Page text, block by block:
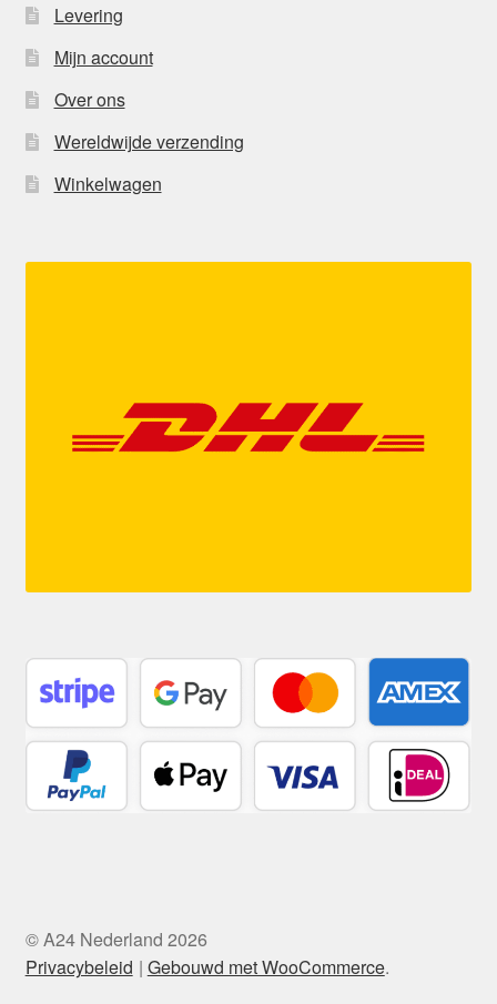
Levering
Mijn account
Over ons
Wereldwijde verzending
Winkelwagen
© A24 Nederland 2026
Privacybeleid
Gebouwd met WooCommerce.